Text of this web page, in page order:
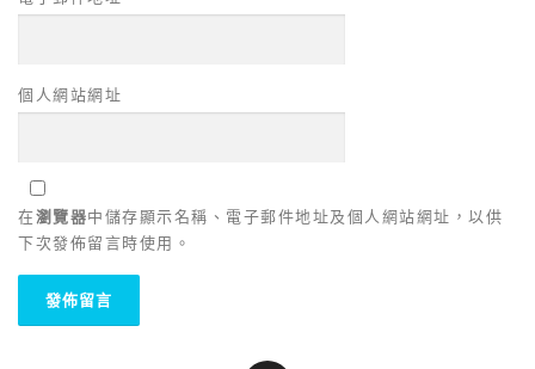
個人網站網址
在瀏覽器中儲存顯示名稱、電子郵件地址及個人網站網址，以供
下次發佈留言時使用。